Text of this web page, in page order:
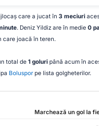
care a jucat în 3 meciuri
. Deniz Yildiz are în medie 0
care joacă în teren.
total de 1 goluripână acum în
Bolusporpe lista golgheterilor.
Marchează un gol la